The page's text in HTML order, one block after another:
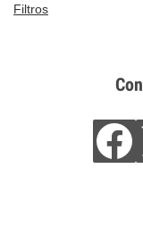
Filtros